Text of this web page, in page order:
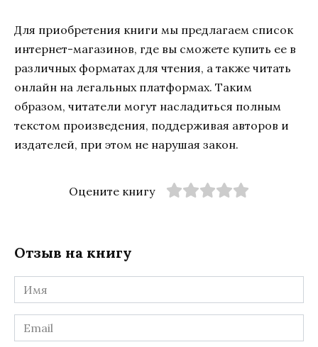
Для приобретения книги мы предлагаем список
интернет-магазинов, где вы сможете купить ее в
различных форматах для чтения, а также читать
онлайн на легальных платформах. Таким
образом, читатели могут насладиться полным
текстом произведения, поддерживая авторов и
издателей, при этом не нарушая закон.
Оцените книгу
Отзыв на книгу
Имя
*
Email
*